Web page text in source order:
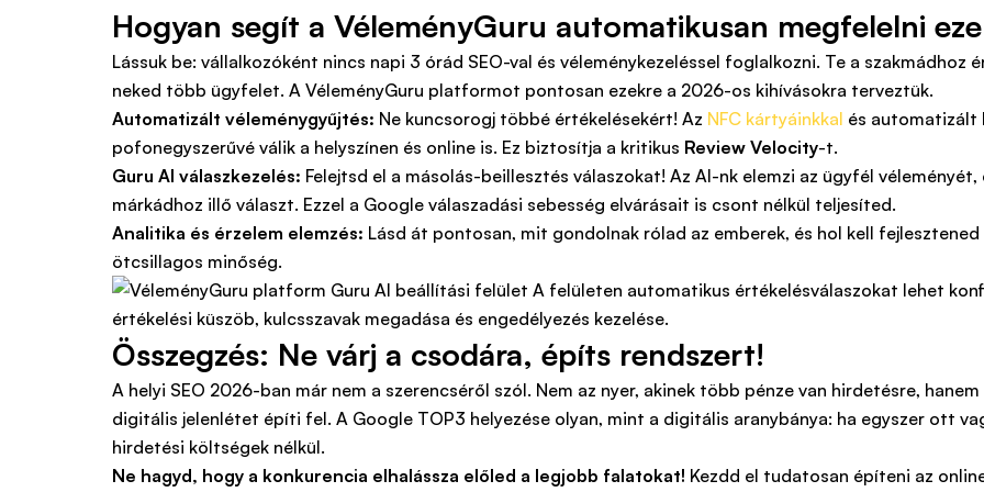
Hogyan segít a VéleményGuru automatikusan megfelelni
Lássuk be: vállalkozóként nincs napi 3 órád SEO-val és véleménykezeléssel foglalkozni. Te a szakmádhoz
neked több ügyfelet. A VéleményGuru platformot pontosan ezekre a 2026-os kihívásokra terveztük.
Automatizált véleménygyűjtés: Ne kuncsorogj többé értékelésekért! Az NFC kártyáinkkal és automatizált
pofonegyszerűvé válik a helyszínen és online is. Ez biztosítja a kritikus Review Velocity-t.
Guru AI válaszkezelés: Felejtsd el a másolás-beillesztés válaszokat! Az AI-nk elemzi az ügyfél
márkádhoz illő választ. Ezzel a Google válaszadási sebesség elvárásait is csont nélkül teljesíted.
Analitika és érzelem elemzés: Lásd át pontosan, mit gondolnak rólad az emberek, és hol kell
ötcsillagos minőség.
Összegzés: Ne várj a csodára, építs rendszert!
A helyi SEO 2026-ban már nem a szerencséről szól. Nem az nyer, akinek több pénze van hirdetésre,
digitális jelenlétet építi fel. A Google TOP3 helyezése olyan, mint a digitális aranybánya: ha egyszer ott
hirdetési költségek nélkül.
Ne hagyd, hogy a konkurencia elhalássza előled a legjobb falatokat! Kezdd el tudatosan építeni az